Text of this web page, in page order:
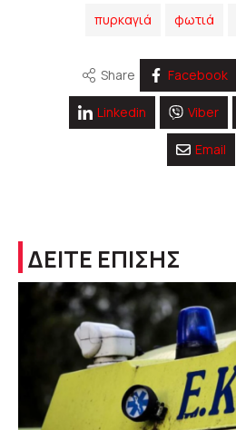
πυρκαγιά φωτιά
Share Facebook
Linkedin Viber
Email
ΔΕΙΤΕ ΕΠΙΣΗΣ